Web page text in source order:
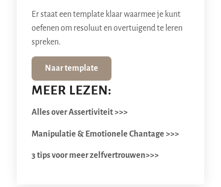
Er staat een template klaar waarmee je kunt
oefenen om resoluut en overtuigend te leren
spreken.
Naar template
MEER LEZEN:
Alles over Assertiviteit >>>
Manipulatie & Emotionele Chantage >>>
3 tips voor meer zelfvertrouwen>>>